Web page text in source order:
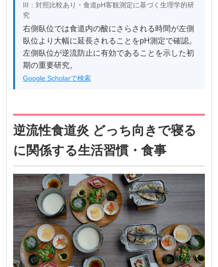
III：対照比較あり・食道pH客観測定に基づく生理学的研
究
右側臥位では食道内の酸にさらされる時間が左側
臥位より大幅に延長されることをpH測定で確認。
左側臥位が逆流防止に有効であることを示した初
期の重要研究。
Google Scholarで検索
逆流性食道炎 どっち向きで寝る
に関係する生活習慣・食事